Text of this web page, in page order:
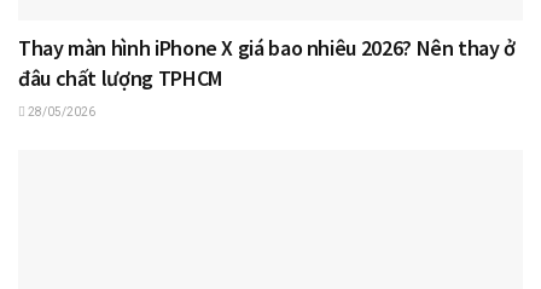
Thay màn hình iPhone X giá bao nhiêu 2026? Nên thay ở
đâu chất lượng TPHCM
28/05/2026